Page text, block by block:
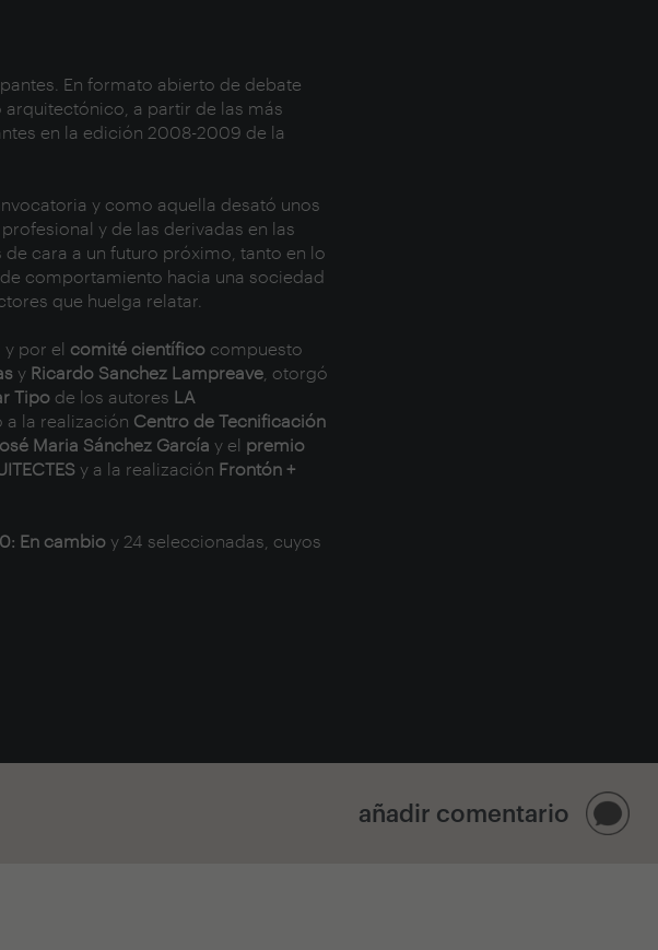
En formato abierto de debate
a partir de las más
en la edición 2008-2009 de la
y como aquella desató unos
y de las derivadas en las
cara a un futuro próximo, tanto en lo
comportamiento hacia una sociedad
que huelga relatar.
por el comité científico compuesto
y Ricardo Sanchez Lampreave , otorgó
Tipo de los autores LA
a la realización Centro de Tecnificación
Maria Sánchez García y el premio
y a la realización Frontón +
En cambio y 24 seleccionadas , cuyos
añadir comentario